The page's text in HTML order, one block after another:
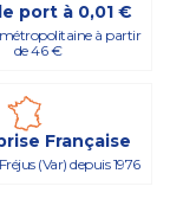
port à 0,01 €
à partir
de 46 €
Française
(Var) depuis 1976